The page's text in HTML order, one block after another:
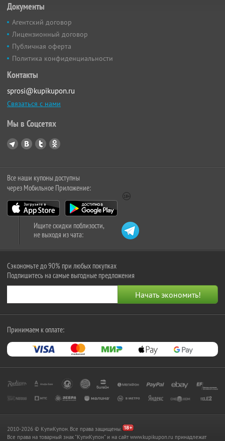
Документы
Агентский договор
Лицензионный договор
Публичная оферта
Политика конфиденциальности
Контакты
sprosi@kupikupon.ru
Связаться с нами
Мы в Соцсетях
Все наши купоны доступны
через Мобильное Приложение:
Ищите скидки поблизости,
не выходя из чата:
Сэкономьте до 90% при любых покупках
Подпишитесь на самые выгодные предложения
Принимаем к оплате:
2010-2026 © КупиКупон. Все права защищены.
Все права на товарный знак "КупиКупон" и на сайт www.kupikupon.ru принадлежат